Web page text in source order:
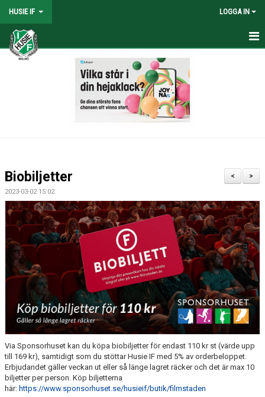
HUSIE IF LOGGA IN
HEM
DOKUMENT
SHOPEN
MEDLEMSRABATTER
MEDLEMSAVGIFTER
DOMARE
NYHETER
>
<
Biobiljetter
2023-03-02 15:02
Via Sponsorhuset kan du köpa biobiljetter för endast 110 kr st (värde upp
till 169 kr), samtidigt som du stöttar Husie IF med 5% av orderbeloppet.
Erbjudandet gäller veckan ut eller så länge lagret räcker och det är max 10
biljetter per person. Köp biljetterna
här: https://www.sponsorhuset.se/husieif/butik/filmstaden